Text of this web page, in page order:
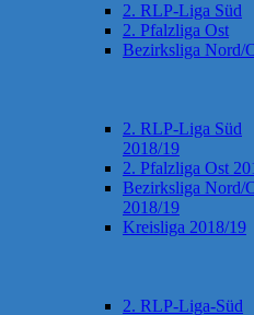
2. RLP-Liga Süd
2. Pfalzliga Ost
Bezirksliga Nord/
2. RLP-Liga Süd
2018/19
2. Pfalzliga Ost
Bezirksliga Nord/
2018/19
Kreisliga 2018/19
2. RLP-Liga-Süd